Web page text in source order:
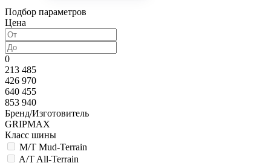
По возрастанию
По популярности
Подбор параметров
Цена
0
213 485
426 970
640 455
853 940
Бренд/Изготовитель
GRIPMAX
Класс шины
M/T Mud-Terrain
A/T All-Terrain